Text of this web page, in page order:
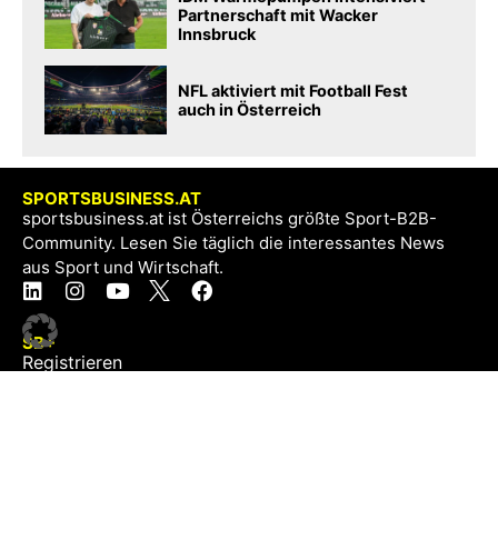
Partnerschaft mit Wacker
Innsbruck
NFL aktiviert mit Football Fest
auch in Österreich
SPORTSBUSINESS.AT
sportsbusiness.at ist Österreichs größte Sport-B2B-
Community. Lesen Sie täglich die interessantes News
aus Sport und Wirtschaft.
SB+
Registrieren